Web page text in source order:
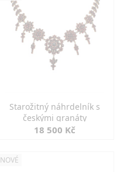
Starožitný náhrdelník s
českými granáty
18 500 Kč
NOVÉ